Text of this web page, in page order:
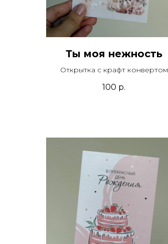
Ты моя нежность
Открытка с крафт конвертом
100 р.